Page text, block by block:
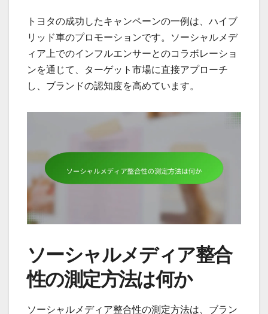
トヨタの成功したキャンペーンの一例は、ハイブ
リッド車のプロモーションです。ソーシャルメデ
ィア上でのインフルエンサーとのコラボレーショ
ンを通じて、ターゲット市場に直接アプローチ
し、ブランドの認知度を高めています。
ソーシャルメディア整合
性の測定方法は何か
ソーシャルメディア整合性の測定方法は、ブラン